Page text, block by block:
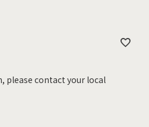
please contact your local